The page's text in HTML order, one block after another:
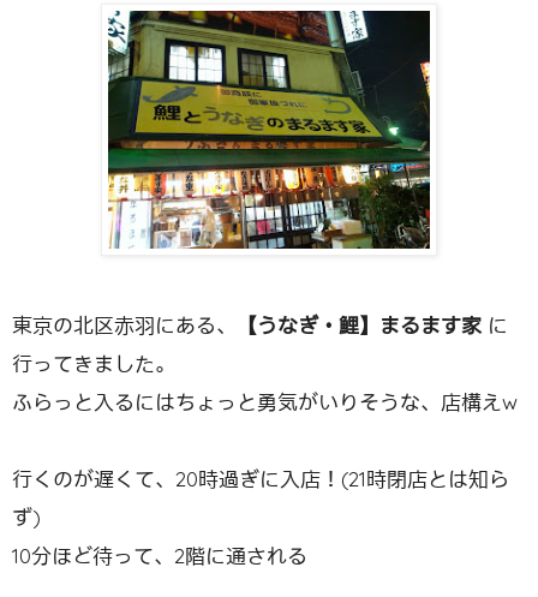
東京の北区赤羽にある、 【うなぎ・鯉】まるます家 に
行ってきました。
ふらっと入るにはちょっと勇気がいりそうな、店構えw
行くのが遅くて、20時過ぎに入店！(21時閉店とは知ら
ず)
10分ほど待って、2階に通される